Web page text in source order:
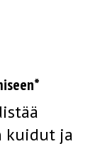
kuidut ja